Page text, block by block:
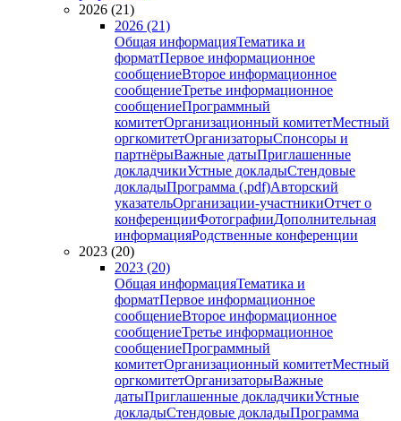
2026 (21)
2026 (21)
Общая информацияТематика и
форматПервое информационное
сообщениеВторое информационное
сообщениеТретье информационное
сообщениеПрограммный
комитетОрганизационный комитетМестный
оргкомитетОрганизаторыСпонсоры и
партнёрыВажные датыПриглашенные
докладчикиУстные докладыСтендовые
докладыПрограмма (.pdf)Авторский
указательОрганизации-участникиОтчет о
конференцииФотографииДополнительная
информацияРодственные конференции
2023 (20)
2023 (20)
Общая информацияТематика и
форматПервое информационное
сообщениеВторое информационное
сообщениеТретье информационное
сообщениеПрограммный
комитетОрганизационный комитетМестный
оргкомитетОрганизаторыВажные
датыПриглашенные докладчикиУстные
докладыСтендовые докладыПрограмма